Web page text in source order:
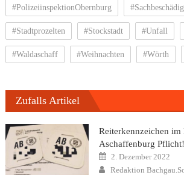
#PolizeiinspektionObernburg
#Stadtprozelten #Stockstadt #Unfall
#Waldaschaff #Weihnachten #Wörth
Zufalls Artikel
Reiterkennzeichen im
Aschaffenburg Pflicht!
Posted
on
2. Dezember 2022
Author
Redaktion